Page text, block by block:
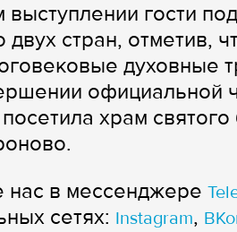
выступлении гости
двух стран, отметив,
духовные
официальной
храм
нас в мессенджере
сетях: Instagram,